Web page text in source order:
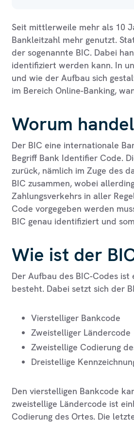
Seit mittlerweile mehr als 10
Bankleitzahl mehr genutzt.
der sogenannte BIC. Dabei
identifiziert werden kann. In
und wie der Aufbau sich
im Bereich Online-Banking,
Worum
Der BIC eine internationale
Begriff Bank Identifier Code.
zurück, nämlich im Zuge des
BIC zusammen, wobei
Zahlungsverkehrs in aller
Code vorgegeben werden
BIC genau identifiziert und
Wie ist der
Der Aufbau des BIC-Codes
besteht. Dabei setzt sich der
Vierstelliger Bankcode
Zweistelliger Ländercode
Zweistellige Codierung
Dreistellige
Den vierstelligen Bankcode
zweistellige Ländercode ist
Codierung des Ortes. Die